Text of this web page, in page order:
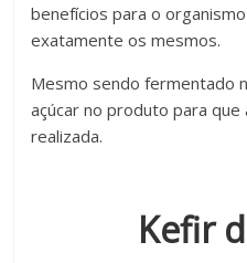
benefícios para o
exatamente os mesmos.
Mesmo sendo fermentado
açúcar no produto para
realizada.
Kefir